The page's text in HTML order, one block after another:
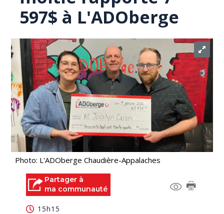
597$ à L'ADOberge
Photo: L'ADOberge Chaudière-Appalaches
Partager à
ma communauté
15h15